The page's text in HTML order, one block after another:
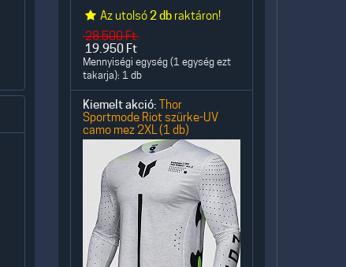
Az utolsó2 db raktáron!
28.500Ft
19.950 Ft
Mennyiségi egység (1 egység ezt
takarja): 1 db
Kiemelt akció: Thor
Sportmode Riot szürke-UV
camo mez 2XL (1 db)